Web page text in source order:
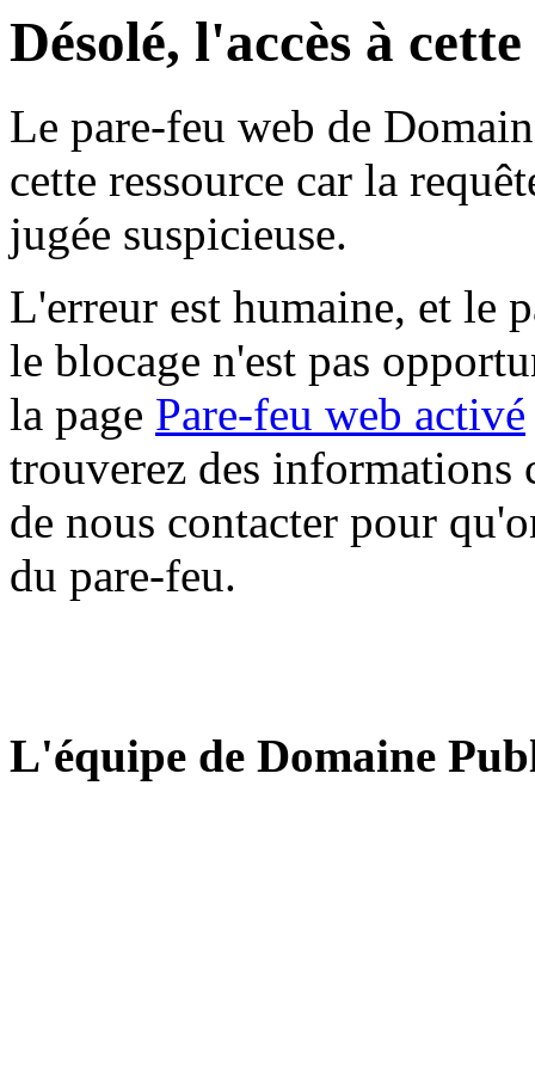
Désolé, l'accès à
Le pare-feu web de
cette ressource car la
jugée suspicieuse.
L'erreur est humaine, et le
le blocage n'est pas
la page Pare-feu web activé
trouverez des informations
de nous contacter pour
du pare-feu.
L'équipe de Domaine